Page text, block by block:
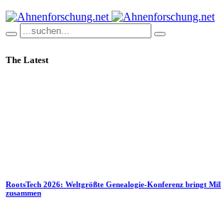
The Latest
RootsTech 2026: Weltgrößte Genealogie-Konferenz bringt
zusammen